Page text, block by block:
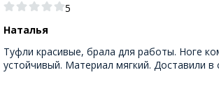
5
Наталья
Туфли красивые, брала для работы. Ноге
устойчивый. Материал мягкий. Доставили в